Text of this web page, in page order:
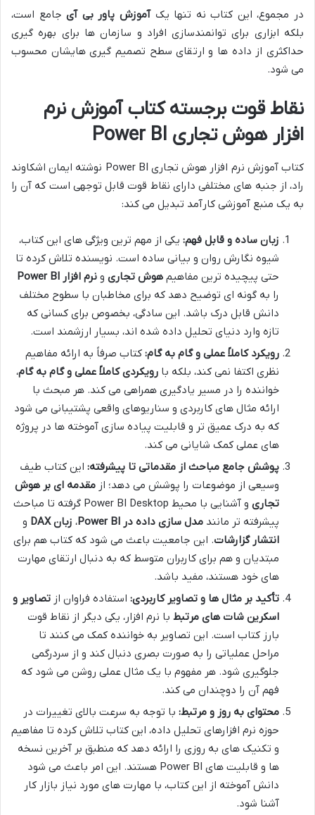
در مجموع، این کتاب نه تنها یکآموزش پاور بی آیجامع است،
بلکه ابزاری برای توانمندسازی افراد و سازمان ها برای بهره گیری
حداکثری از داده ها و ارتقای سطح تصمیم گیری هایشان محسوب
می شود.
نقاط قوت برجسته کتاب آموزش نرم
افزار هوش تجاری Power BI
کتاب آموزش نرم افزار هوش تجاری Power BI نوشته ایمان اشکاوند
راد، از جنبه های مختلفی دارای نقاط قوت قابل توجهی است که آن را
به یک منبع آموزشی کارآمد تبدیل می کند:
زبان ساده و قابل فهم: یکی از مهم ترین ویژگی های این کتاب،
شیوه نگارش روان و بیانی ساده است. نویسنده تلاش کرده تا
حتی پیچیده ترین مفاهیم هوش تجاری و نرم افزار Power BI
را به گونه ای توضیح دهد که برای مخاطبان با سطوح مختلف
دانش قابل درک باشد. این سادگی، بخصوص برای کسانی که
تازه وارد دنیای تحلیل داده شده اند، بسیار ارزشمند است.
رویکرد کاملاً عملی و گام به گام: کتاب صرفاً به ارائه مفاهیم
نظری اکتفا نمی کند، بلکه با رویکردی کاملاً عملی و گام به گام،
خواننده را در مسیر یادگیری همراهی می کند. هر مبحث با
ارائه مثال های کاربردی و سناریوهای واقعی پشتیبانی می شود
که به درک عمیق تر و قابلیت پیاده سازی آموخته ها در پروژه
های عملی کمک شایانی می کند.
پوشش جامع مباحث از مقدماتی تا پیشرفته: این کتاب طیف
وسیعی از موضوعات را پوشش می دهد؛ از مقدمه ای بر هوش
تجاری
و آشنایی با محیط Power BI Desktop گرفته تا مباحث
پیشرفته تر مانند مدل سازی داده در Power BI ، زبان DAX
و
انتشار گزارشات. این جامعیت باعث می شود که کتاب هم برای
مبتدیان و هم برای کاربران متوسط که به دنبال ارتقای مهارت
های خود هستند، مفید باشد.
تأکید بر مثال ها و تصاویر کاربردی: استفاده فراوان از تصاویر و
اسکرین شات های مرتبط با نرم افزار، یکی دیگر از نقاط قوت
بارز کتاب است. این تصاویر به خواننده کمک می کنند تا
مراحل عملیاتی را به صورت بصری دنبال کند و از سردرگمی
جلوگیری شود. هر مفهوم با یک مثال عملی روشن می شود که
فهم آن را دوچندان می کند.
محتوای به روز و مرتبط: با توجه به سرعت بالای تغییرات در
حوزه نرم افزارهای تحلیل داده، این کتاب تلاش کرده تا مفاهیم
و تکنیک های به روزی را ارائه دهد که منطبق بر آخرین نسخه
ها و قابلیت های Power BI هستند. این امر باعث می شود
دانش آموخته از این کتاب، با مهارت های مورد نیاز بازار کار
آشنا شود.